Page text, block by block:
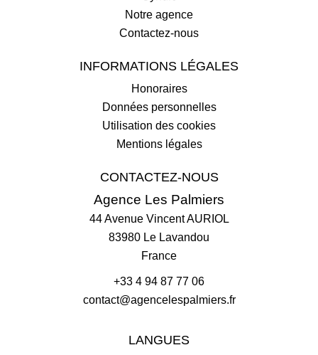
Notre agence
Contactez-nous
INFORMATIONS LÉGALES
Honoraires
Données personnelles
Utilisation des cookies
Mentions légales
CONTACTEZ-NOUS
Agence Les Palmiers
44 Avenue Vincent AURIOL
83980 Le Lavandou
France
+33 4 94 87 77 06
contact@agencelespalmiers.fr
LANGUES